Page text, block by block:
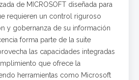
de MICROSOFT diseñada para
requieren un control riguroso
y gobernanza de su información
forma parte de la suite
las capacidades integradas
que ofrece la
herramientas como Microsoft